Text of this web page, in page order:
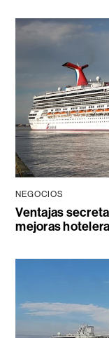
NEGOCIOS
Ventajas
mejoras